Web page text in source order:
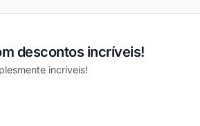
descontos incríveis!
incríveis!